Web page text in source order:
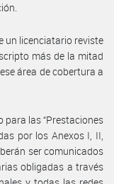
un licenciatario reviste
más de la mitad
área de cobertura a
para las “Prestaciones
por los Anexos I, II,
ser comunicados
obligadas a través